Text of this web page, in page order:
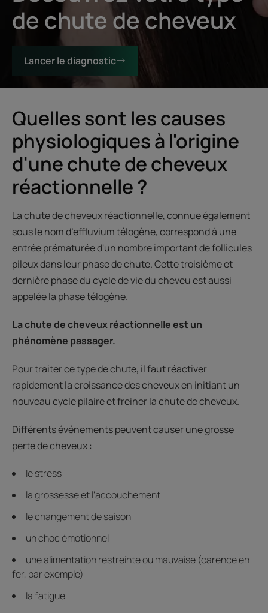
de chute de cheveux
Lancer le diagnostic
Quelles sont les causes
physiologiques à l'origine
d'une chute de cheveux
réactionnelle ?
La chute de cheveux réactionnelle, connue également
sous le nom d’effluvium télogène, correspond à une
entrée prématurée d'un nombre important de follicules
pileux dans leur phase de chute. Cette troisième et
dernière phase du cycle de vie du cheveu est aussi
appelée la phase télogène.
La chute de cheveux réactionnelle est un
phénomène passager.
Pour traiter ce type de chute, il faut réactiver
rapidement la croissance des cheveux en initiant un
nouveau cycle pilaire et freiner la chute de cheveux.
Différents événements peuvent causer une grosse
perte de cheveux :
le stress
la grossesse et l'accouchement
le changement de saison
un choc émotionnel
une alimentation restreinte ou mauvaise (carence en
fer, par exemple)
la fatigue